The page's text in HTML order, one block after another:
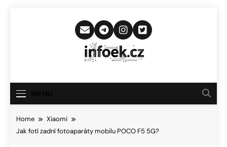
Infoek.cz
Novinkám
Home
Xiaomi
Jak fotí zadní fotoaparáty mobilu POCO F5 5G?